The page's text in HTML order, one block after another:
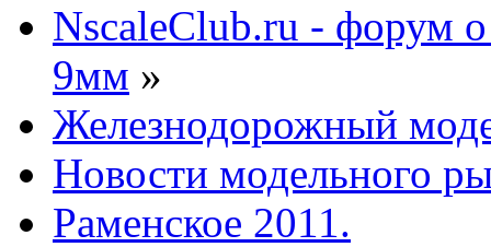
NscaleClub.ru - форум
9мм »
Железнодорожный
Новости модельного
Раменское 2011.